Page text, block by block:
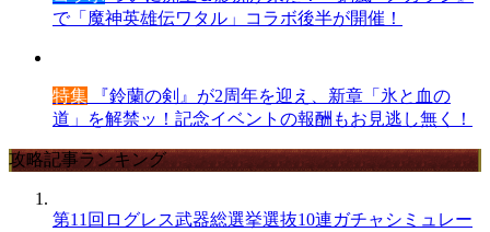
で「魔神英雄伝ワタル」コラボ後半が開催！
特集 『鈴蘭の剣』が2周年を迎え、新章「氷と血の
道」を解禁ッ！記念イベントの報酬もお見逃し無く！
攻略記事ランキング
第11回ログレス武器総選挙選抜10連ガチャシミュレー